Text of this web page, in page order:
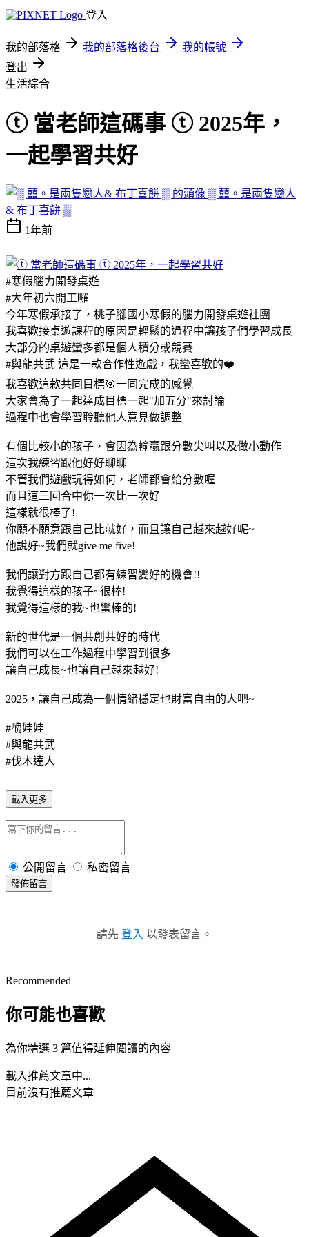
登入
我的部落格 我的部落格後台
我的帳號
登出
生活綜合
ⓣ 當老師這碼事 ⓣ 2025年，
一起學習共好
▒ 囍。是兩隻戀人
& 布丁喜餅 ▒
1年前
#寒假腦力開發桌遊
#大年初六開工囉
今年寒假承接了，桃子腳國小寒假的腦力開發桌遊社團
我喜歡接桌遊課程的原因是輕鬆的過程中讓孩子們學習成長
大部分的桌遊蠻多都是個人積分或競賽
#與龍共武 這是一款合作性遊戲，我蠻喜歡的❤️
我喜歡這款共同目標🎯一同完成的感覺
大家會為了一起達成目標一起"加五分"來討論
過程中也會學習聆聽他人意見做調整
有個比較小的孩子，會因為輸贏跟分數尖叫以及做小動作
這次我練習跟他好好聊聊
不管我們遊戲玩得如何，老師都會給分數喔
而且這三回合中你一次比一次好
這樣就很棒了!
你願不願意跟自己比就好，而且讓自己越來越好呢~
他說好~我們就give me five!
我們讓對方跟自己都有練習變好的機會!!
我覺得這樣的孩子~很棒!
我覺得這樣的我~也蠻棒的!
新的世代是一個共創共好的時代
​我們可以在工作過程中學習到很多
讓自己成長~也讓自己越來越好!
2025，讓自己成為一個情緒穩定也財富自由的人吧~
#醜娃娃
#與龍共武
#伐木達人
載入更多
公開留言 私密留言
發佈留言
請先 登入 以發表留言。
Recommended
你可能也喜歡
為你精選 3 篇值得延伸閱讀的內容
載入推薦文章中...
目前沒有推薦文章